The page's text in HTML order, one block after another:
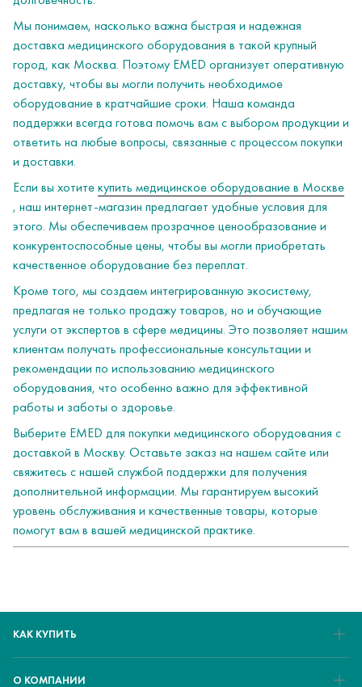
Мы понимаем, насколько важна быстрая и надежная
доставка медицинского оборудования в такой крупный
город, как Москва. Поэтому EMED организует оперативную
доставку, чтобы вы могли получить необходимое
оборудование в кратчайшие сроки. Наша команда
поддержки всегда готова помочь вам с выбором продукции и
ответить на любые вопросы, связанные с процессом покупки
и доставки.
Если вы хотитекупить медицинское оборудование в Москве
, наш интернет-магазин предлагает удобные условия для
этого. Мы обеспечиваем прозрачное ценообразование и
конкурентоспособные цены, чтобы вы могли приобретать
качественное оборудование без переплат.
Кроме того, мы создаем интегрированную экосистему,
предлагая не только продажу товаров, но и обучающие
услуги от экспертов в сфере медицины. Это позволяет нашим
клиентам получать профессиональные консультации и
рекомендации по использованию медицинского
оборудования, что особенно важно для эффективной
работы и заботы о здоровье.
Выберите EMED для покупки медицинского оборудования с
доставкой в Москву. Оставьте заказ на нашем сайте или
свяжитесь с нашей службой поддержки для получения
дополнительной информации. Мы гарантируем высокий
уровень обслуживания и качественные товары, которые
помогут вам в вашей медицинской практике.
КАК КУПИТЬ
О КОМПАНИИ